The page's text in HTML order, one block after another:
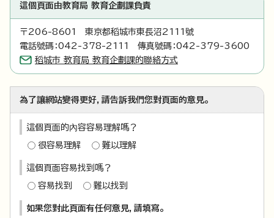
這個頁面由教育局 教育企劃課負責
〒206-8601 東京都稻城市東長沼2111號
電話號碼：042-378-2111 傳真號碼：042-379-3600
稻城市 教育局 教育企劃課的聯絡方式
為了讓網站變得更好，請告訴我們您對頁面的意見。
這個頁面的內容容易理解嗎？
很容易理解 難以理解
這個頁面容易找到嗎？
容易找到 難以找到
如果您對此頁面有任何意見，請填寫。